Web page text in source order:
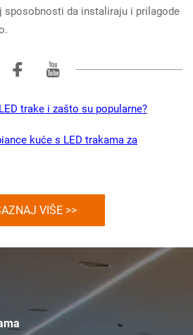
da instaliraju i prilagode
trake i zašto su popularne?
kuće s LED trakama za
VIŠE >>